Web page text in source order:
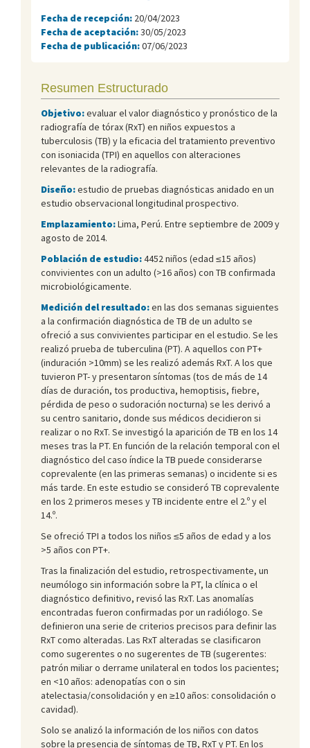
Fecha de recepción: 20/04/2023
Fecha de aceptación:30/05/2023
Fecha de publicación:07/06/2023
Resumen Estructurado
Objetivo:evaluar el valor diagnóstico y pronóstico de la
radiografía de tórax (RxT) en niños expuestos a
tuberculosis (TB) y la eficacia del tratamiento preventivo
con isoniacida (TPI) en aquellos con alteraciones
relevantes de la radiografía.
Diseño:estudio de pruebas diagnósticas anidado en un
estudio observacional longitudinal prospectivo.
Emplazamiento:Lima, Perú. Entre septiembre de 2009 y
agosto de 2014.
Población de estudio:4452 niños (edad ≤15 años)
convivientes con un adulto (>16 años) con TB confirmada
microbiológicamente.
Medición del resultado:en las dos semanas siguientes
a la confirmación diagnóstica de TB de un adulto se
ofreció a sus convivientes participar en el estudio. Se les
realizó prueba de tuberculina (PT). A aquellos con PT+
(induración >10mm) se les realizó además RxT. A los que
tuvieron PT- y presentaron síntomas (tos de más de 14
días de duración, tos productiva, hemoptisis, fiebre,
pérdida de peso o sudoración nocturna) se les derivó a
su centro sanitario, donde sus médicos decidieron si
realizar o no RxT. Se investigó la aparición de TB en los 14
meses tras la PT. En función de la relación temporal con el
diagnóstico del caso índice la TB puede considerarse
coprevalente (en las primeras semanas) o incidente si es
más tarde. En este estudio se consideró TB coprevalente
en los 2 primeros meses y TB incidente entre el 2.º y el
14.º.
Se ofreció TPI a todos los niños ≤5 años de edad y a los
>5 años con PT+.
Tras la finalización del estudio, retrospectivamente, un
neumólogo sin información sobre la PT, la clínica o el
diagnóstico definitivo, revisó las RxT. Las anomalías
encontradas fueron confirmadas por un radiólogo. Se
definieron una serie de criterios precisos para definir las
RxT como alteradas. Las RxT alteradas se clasificaron
como sugerentes o no sugerentes de TB (sugerentes:
patrón miliar o derrame unilateral en todos los pacientes;
en <10 años: adenopatías con o sin
atelectasia/consolidación y en ≥10 años: consolidación o
cavidad).
Solo se analizó la información de los niños con datos
sobre la presencia de síntomas de TB, RxT y PT. En los